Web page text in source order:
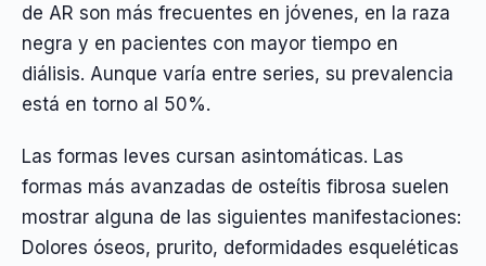
de AR son más frecuentes en jóvenes, en la raza
negra y en pacientes con mayor tiempo en
diálisis. Aunque varía entre series, su prevalencia
está en torno al 50%.
Las formas leves cursan asintomáticas. Las
formas más avanzadas de osteítis fibrosa suelen
mostrar alguna de las siguientes manifestaciones:
Dolores óseos, prurito, deformidades esqueléticas